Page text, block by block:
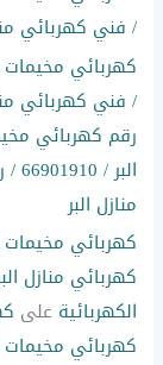
/ فني كهربائي
رقم كهربائي
منازل البر
كهربائي منازل
الكهربائية على
كهربائي مخيمات